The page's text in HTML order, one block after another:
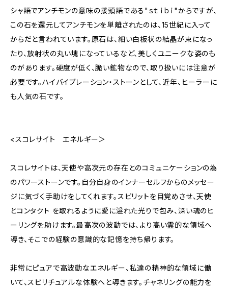
シャ語でアンチモンの意味の接頭語である"ｓｔｉｂｉ"からですが、
この石を還元してアンチモンを単離されたのは、15世紀に入って
からだと言われています。原石は、細い白板状の結晶が束になっ
たり、放射状の丸い塊になっているなど、美しくユニークな姿のも
のがあります。硬度が低く、脆い鉱物なので、取り扱いには注意が
必要です。ハイバイブレーション・ストーンとして、近年、ヒーラーに
も人気の石です。
<スコレサイト エネルギー＞
スコレサイトは、天使や高次元の存在とのコミュニケーションの為
のパワーストーンです。自分自身のインナーセルフからのメッセー
ジに気づく手助けをしてくれます。スピリットを目覚めさせ、天使
とコンタクト を取れるように愛に溢れた光りで包み、深い魂のヒ
ーリングを助けます。最高次の波動では、より高い霊的な領域へ
導き、そこでの経験の意識的な記憶を持ち帰ります。
非常にピュアで高波動なエネルギー、私達の精神的な領域に働
いて、スピリチュアルな体験へと導きます。チャネリングの能力を